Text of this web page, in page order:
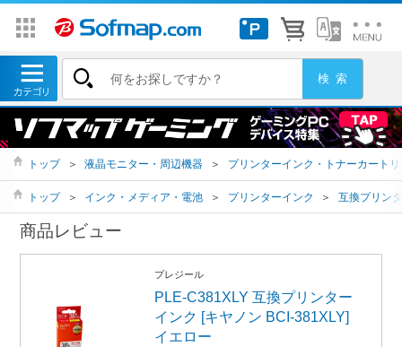
トップ ＞ 液晶モニター・周辺機器 ＞ プリンターインク・トナーカートリ
トップ ＞ インク・メディア・電池 ＞ プリンターインク ＞ 互換プリン
商品レビュー
プレジール
PLE-C381XLY 互換プリンター
インク [キヤノン BCI-381XLY]
イエロー